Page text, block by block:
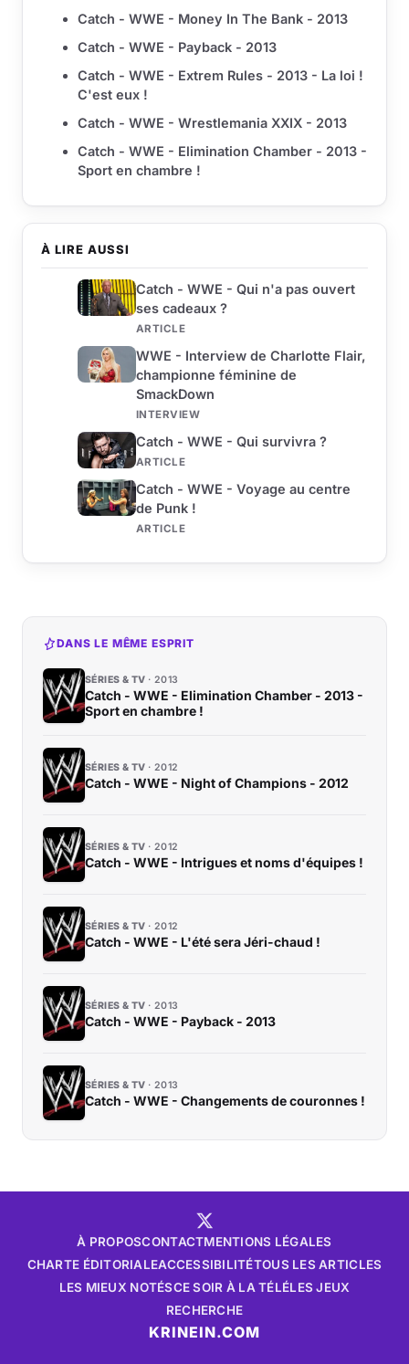
À LIRE AUSSI
Catch - WWE - Qui n'a pas ouvert
ses cadeaux ?
ARTICLE
WWE - Interview de Charlotte Flair,
championne féminine de
SmackDown
INTERVIEW
Catch - WWE - Qui survivra ?
ARTICLE
Catch - WWE - Voyage au centre
de Punk !
ARTICLE
Catch - WWE - Money In The Bank - 2013
Catch - WWE - Payback - 2013
Catch - WWE - Extrem Rules - 2013 - La loi !
C'est eux !
Catch - WWE - Wrestlemania XXIX - 2013
Catch - WWE - Elimination Chamber - 2013 -
Sport en chambre !
DANS LE MÊME ESPRIT
SÉRIES & TV 2013
Catch - WWE - Elimination Chamber - 2013 -
Sport en chambre !
SÉRIES & TV 2012
Catch - WWE - Night of Champions - 2012
SÉRIES & TV 2012
Catch - WWE - Intrigues et noms d'équipes !
SÉRIES & TV 2012
Catch - WWE - L'été sera Jéri-chaud !
SÉRIES & TV 2013
Catch - WWE - Payback - 2013
SÉRIES & TV 2013
Catch - WWE - Changements de couronnes !
À PROPOSCONTACTMENTIONS LÉGALES
CHARTE ÉDITORIALEACCESSIBILITÉTOUS LES ARTICLES
LES MIEUX NOTÉSCE SOIR À LA TÉLÉLES JEUX
RECHERCHE
KRINEIN.COM